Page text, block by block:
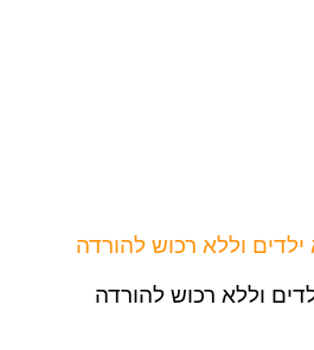
וללא רכוש להורדה